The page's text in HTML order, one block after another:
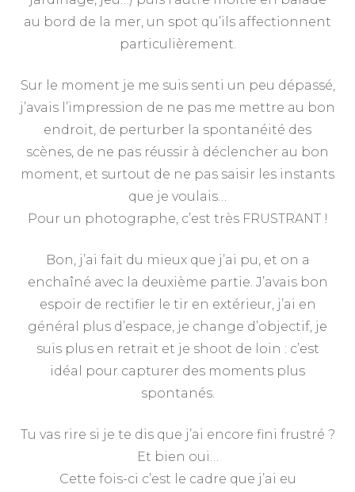
au bord de la mer, un spot qu’ils affectionnent
particulièrement.
Sur le moment je me suis senti un peu dépassé,
j’avais l’impression de ne pas me mettre au bon
endroit, de perturber la spontanéité des
scènes, de ne pas réussir à déclencher au bon
moment, et surtout de ne pas saisir les instants
que je voulais…
Pour un photographe, c’est très FRUSTRANT !
Bon, j’ai fait du mieux que j’ai pu, et on a
enchaîné avec la deuxième partie. J’avais bon
espoir de rectifier le tir en extérieur, j’ai en
général plus d’espace, je change d’objectif, je
suis plus en retrait et je shoot de loin : c’est
idéal pour capturer des moments plus
spontanés.
Tu vas rire si je te dis que j’ai encore fini frustré ?
Et bien oui…
Cette fois-ci c’est le cadre que j’ai eu